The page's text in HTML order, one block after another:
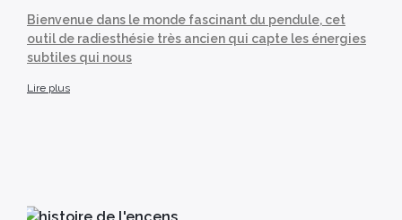
Bienvenue dans le monde fascinant du pendule, cet
outil de radiesthésie très ancien qui capte les énergies
subtiles qui nous
Lire plus